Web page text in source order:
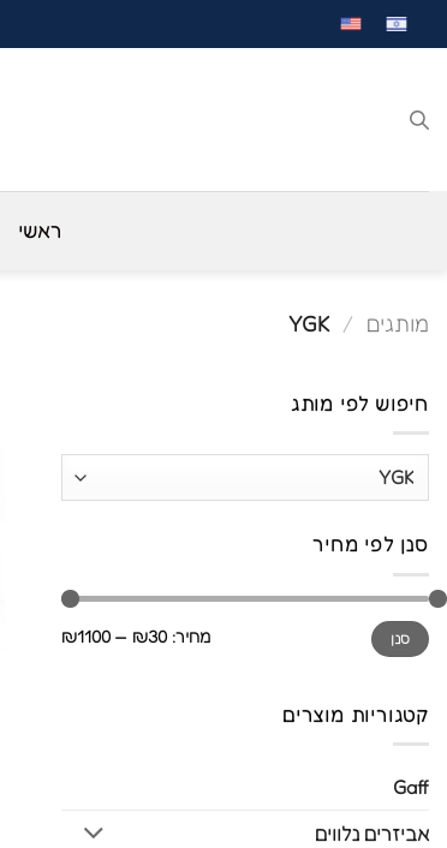
לתוכן
ראשי
מותגים /
YGK
חיפוש לפי מותג
סנן לפי מחיר
מחיר
מינימלי
מחיר
מקסימלי
סנן מחיר: ₪30
—
₪1100
קטגוריות מוצרים
Gaff
אביזרים נלווים